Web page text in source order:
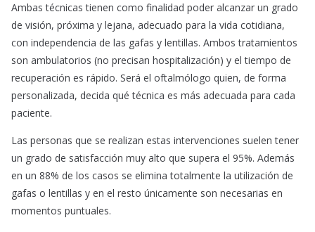
Ambas técnicas tienen como finalidad poder alcanzar un grado
de visión, próxima y lejana, adecuado para la vida cotidiana,
con independencia de las gafas y lentillas. Ambos tratamientos
son ambulatorios (no precisan hospitalización) y el tiempo de
recuperación es rápido. Será el oftalmólogo quien, de forma
personalizada, decida qué técnica es más adecuada para cada
paciente.
Las personas que se realizan estas intervenciones suelen tener
un grado de satisfacción muy alto que supera el 95%. Además
en un 88% de los casos se elimina totalmente la utilización de
gafas o lentillas y en el resto únicamente son necesarias en
momentos puntuales.